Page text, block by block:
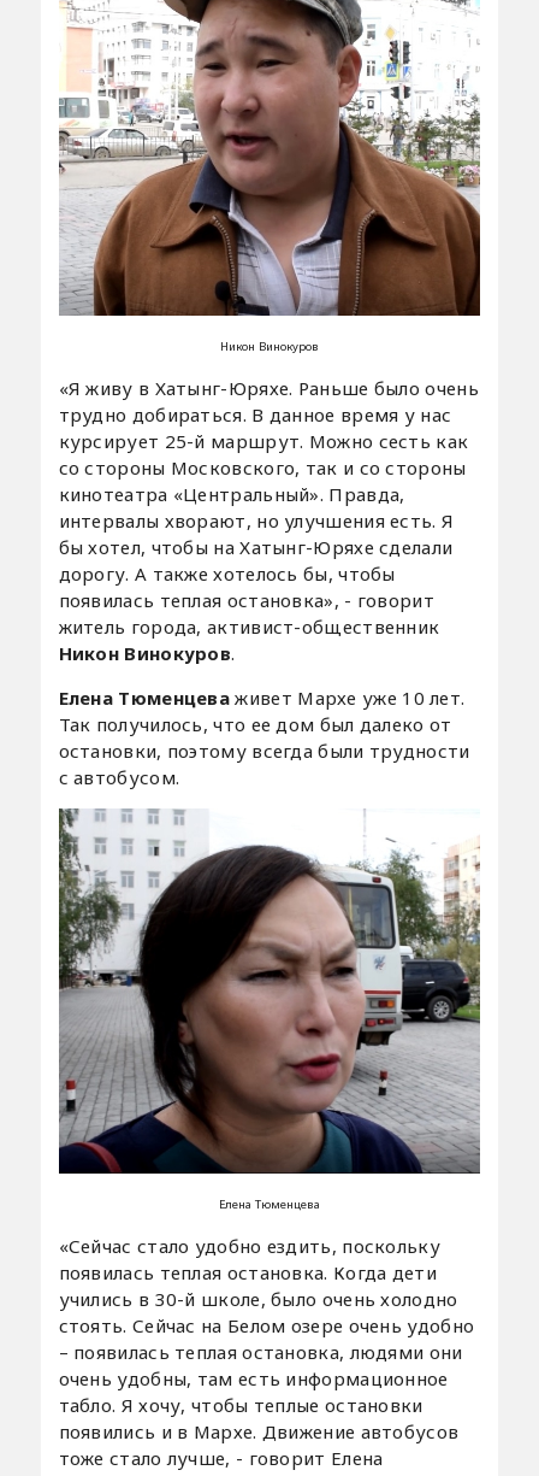
Никон Винокуров
«Я живу в Хатынг-Юряхе. Раньше было очень
трудно добираться. В данное время у нас
курсирует 25-й маршрут. Можно сесть как
со стороны Московского, так и со стороны
кинотеатра «Центральный». Правда,
интервалы хворают, но улучшения есть. Я
бы хотел, чтобы на Хатынг-Юряхе сделали
дорогу. А также хотелось бы, чтобы
появилась теплая остановка», - говорит
житель города, активист-общественник
Никон Винокуров.
Елена Тюменцеваживет Мархе уже 10 лет.
Так получилось, что ее дом был далеко от
остановки, поэтому всегда были трудности
с автобусом.
Елена Тюменцева
«Сейчас стало удобно ездить, поскольку
появилась теплая остановка. Когда дети
учились в 30-й школе, было очень холодно
стоять. Сейчас на Белом озере очень удобно
– появилась теплая остановка, людями они
очень удобны, там есть информационное
табло. Я хочу, чтобы теплые остановки
появились и в Мархе. Движение автобусов
тоже стало лучше, - говорит Елена